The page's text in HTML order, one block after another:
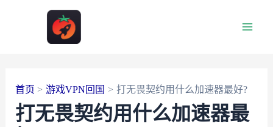
首页 游戏VPN回国 打无畏契约用什么加速器最好?
打无畏契约用什么加速器最